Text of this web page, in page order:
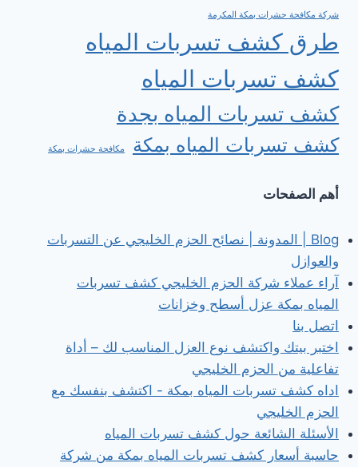
شركة مكافحة حشرات بمكة المكرمة
طرق كشف تسربات المياه
كشف تسربات المياه
كشف تسربات المياه بجدة
كشف تسربات المياه بمكة مكافحة حشرات بمكة
أهم الصفحات
Blog | المدونة | نصائح الحزم الخليجي عن التسربات
والعوازل
آراء عملاء شركة الحزم الخليجي كشف تسربات
المياه بمكة عزل أسطح وخزانات
اتصل بنا
اختبر بيتك واكتشف نوع العزل المناسب لك – أداة
تفاعلية من الحزم الخليجي
اداه كشف تسربات المياه بمكة - اكتشف بنفسك مع
الحزم الخليجي
الأسئلة الشائعة حول كشف تسربات المياه
حاسبة أسعار كشف تسربات المياه بمكة من شركة